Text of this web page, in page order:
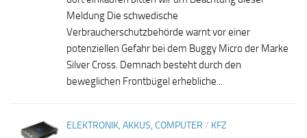
Meldung Die schwedische
Verbraucherschutzbehörde warnt vor einer
potenziellen Gefahr bei dem Buggy Micro der Marke
Silver Cross. Demnach besteht durch den
beweglichen Frontbügel erhebliche...
ELEKTRONIK, AKKUS, COMPUTER / KFZ